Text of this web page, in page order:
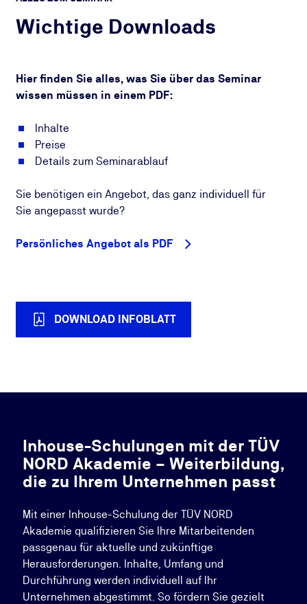
Wichtige Downloads
Hier finden Sie alles, was Sie über das Seminar
wissen müssen in einem PDF:
Inhalte
Preise
Details zum Seminarablauf
Sie benötigen ein Angebot, das ganz individuell für
Sie angepasst wurde?
Persönliches Angebot als PDF
DOWNLOAD INFOBLATT
Inhouse-Schulungen mit der TÜV
NORD Akademie – Weiterbildung,
die zu Ihrem Unternehmen passt
Mit einer Inhouse-Schulung der TÜV NORD
Akademie qualifizieren Sie Ihre Mitarbeitenden
passgenau für aktuelle und zukünftige
Herausforderungen. Inhalte, Umfang und
Durchführung werden individuell auf Ihr
Unternehmen abgestimmt. So fördern Sie gezielt